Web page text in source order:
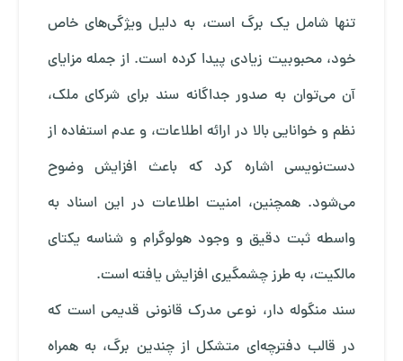
تنها شامل یک برگ است، به دلیل ویژگی‌های خاص
خود، محبوبیت زیادی پیدا کرده است. از جمله مزایای
آن می‌توان به صدور جداگانه سند برای شرکای ملک،
نظم و خوانایی بالا در ارائه اطلاعات، و عدم استفاده از
دست‌نویسی اشاره کرد که باعث افزایش وضوح
می‌شود. همچنین، امنیت اطلاعات در این اسناد به
واسطه ثبت دقیق و وجود هولوگرام و شناسه یکتای
مالکیت، به طرز چشمگیری افزایش یافته است.
سند منگوله دار، نوعی مدرک قانونی قدیمی است که
در قالب دفترچه‌ای متشکل از چندین برگ، به همراه